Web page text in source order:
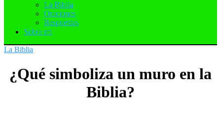
La Biblia
Oraciones
Respuestas
Sobre mi
La Biblia
¿Qué simboliza un muro en la
Biblia?